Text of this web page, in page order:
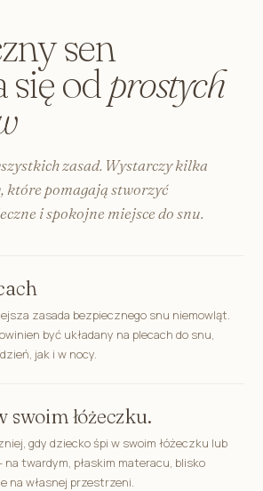
sen
się od prostych
zasad. Wystarczy kilka
które pomagają stworzyć
i spokojne miejsce do snu.
zasada bezpiecznego snu niemowląt.
być układany na plecach do snu,
jak i w nocy.
swoim łóżeczku.
gdy dziecko śpi w swoim łóżeczku lub
twardym, płaskim materacu, blisko
na własnej przestrzeni.